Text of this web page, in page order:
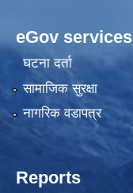
eGov services
घटना दर्ता
सामाजिक सुरक्षा
नागरिक वडापत्र
Reports